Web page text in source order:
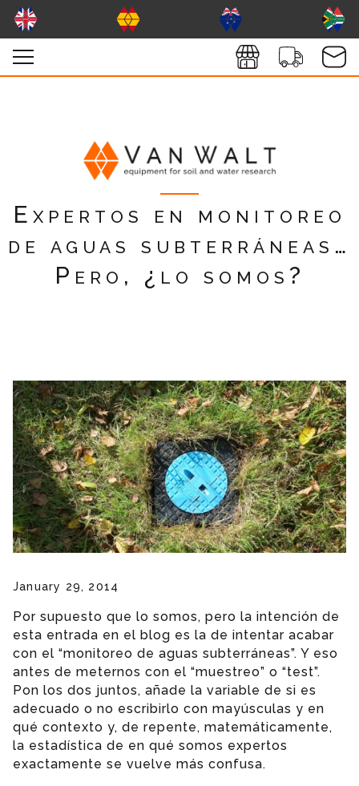
Expertos en monitoreo
de aguas subterráneas…
Pero, ¿lo somos?
January 29, 2014
Por supuesto que lo somos, pero la intención de
esta entrada en el blog es la de intentar acabar
con el “monitoreo de aguas subterráneas”. Y eso
antes de meternos con el “muestreo” o “test”.
Pon los dos juntos, añade la variable de si es
adecuado o no escribirlo con mayúsculas y en
qué contexto y, de repente, matemáticamente,
la estadística de en qué somos expertos
exactamente se vuelve más confusa.